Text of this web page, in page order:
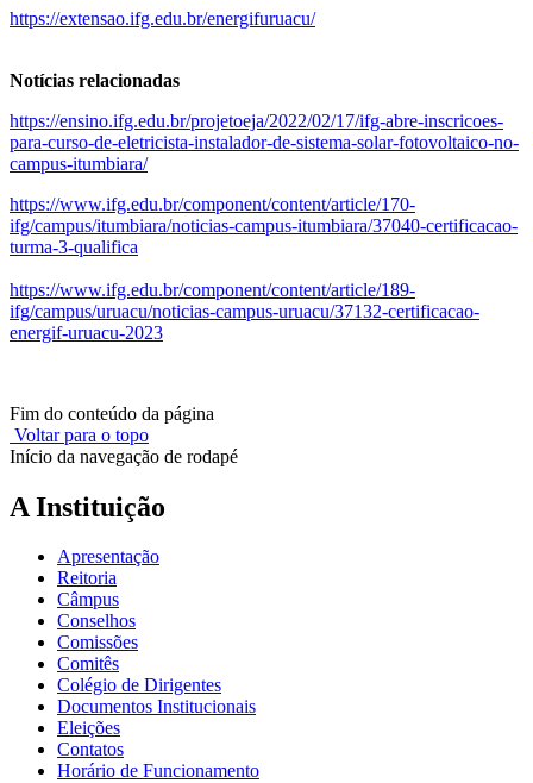
https://extensao.ifg.edu.br/energifuruacu/
Notícias relacionadas
https://ensino.ifg.edu.br/projetoeja/2022/02/17/ifg-abre-inscricoes-
para-curso-de-eletricista-instalador-de-sistema-solar-fotovoltaico-no-
campus-itumbiara/
https://www.ifg.edu.br/component/content/article/170-
ifg/campus/itumbiara/noticias-campus-itumbiara/37040-certificacao-
turma-3-qualifica
https://www.ifg.edu.br/component/content/article/189-
ifg/campus/uruacu/noticias-campus-uruacu/37132-certificacao-
energif-uruacu-2023
Fim do conteúdo da página
Voltar para o topo
Início da navegação de rodapé
A Instituição
Apresentação
Reitoria
Câmpus
Conselhos
Comissões
Comitês
Colégio de Dirigentes
Documentos Institucionais
Eleições
Contatos
Horário de Funcionamento